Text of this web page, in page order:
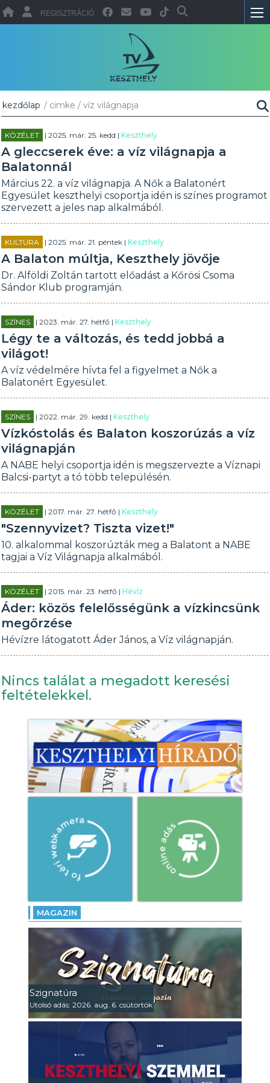
REGISZTRÁCIÓ
kezdőlap / cimke / víz világnapja
KÖZÉLET | 2025. már. 25. kedd |Keszthely
A gleccserek éve: a víz világnapja a
Balatonnál
Március 22. a víz világnapja. A Nők a Balatonért
Egyesület keszthelyi csoportja idén is színes programot
szervezett a jeles nap alkalmából.
KULTÚRA | 2025. már. 21. péntek |Keszthely
A Balaton múltja, Keszthely jövője
Dr. Alföldi Zoltán tartott előadást a Kőrösi Csoma
Sándor Klub programján.
SZÍNES | 2023. már. 27. hétfő |Keszthely
Légy te a változás, és tedd jobbá a
világot!
A víz védelmére hívta fel a figyelmet a Nők a
Balatonért Egyesület.
SZÍNES | 2022. már. 29. kedd |Keszthely
Vízkóstolás és Balaton koszorúzás a víz
világnapján
A NABE helyi csoportja idén is megszervezte a Víznapi
Balcsi-partyt a tó több településén.
KÖZÉLET | 2017. már. 27. hétfő |Keszthely
"Szennyvizet? Tiszta vizet!"
10. alkalommal koszorúzták meg a Balatont a NABE
tagjai a Víz Világnapja alkalmából.
KÖZÉLET | 2015. már. 23. hétfő |Hévíz
Áder: közös felelősségünk a vízkincsünk
megőrzése
Hévízre látogatott Áder János, a Víz világnapján.
Nincs találat a megadott keresési
feltételekkel.
MAGAZIN
Szignatúra
Utolsó adás: 2026. aug. 6. csütörtök